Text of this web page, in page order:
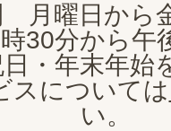
月曜日から
30分から午
・年末年始
スについては
い。